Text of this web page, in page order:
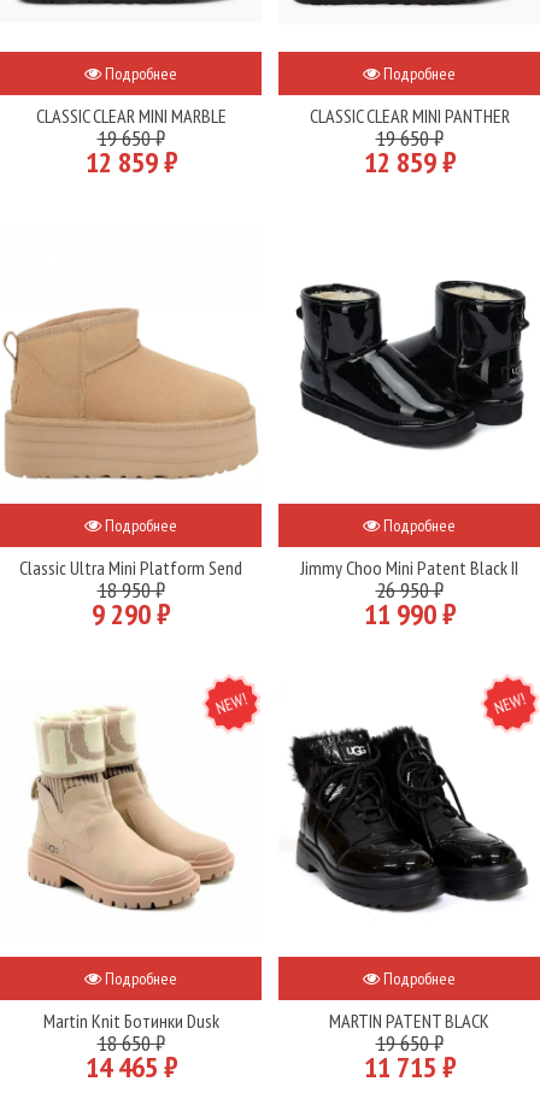
Подробнее
CLASSIC CLEAR MINI MARBLE
19 650 ₽
12 859 ₽
Подробнее
CLASSIC CLEAR MINI PANTHER
19 650 ₽
12 859 ₽
Подробнее
Classic Ultra Mini Platform Send
18 950 ₽
9 290 ₽
Подробнее
Jimmy Choo Mini Patent Black II
26 950 ₽
11 990 ₽
NEW
Подробнее
Martin Knit Ботинки Dusk
18 650 ₽
14 465 ₽
NEW
Подробнее
MARTIN PATENT BLACK
19 650 ₽
11 715 ₽